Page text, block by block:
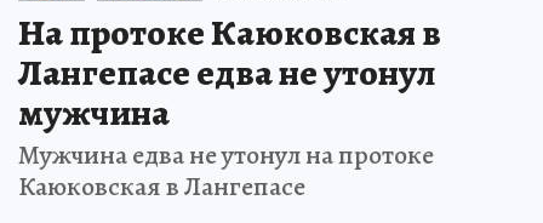
На протоке Каюковская в
Лангепасе едва не утонул
мужчина
Мужчина едва не утонул на протоке
Каюковская в Лангепасе